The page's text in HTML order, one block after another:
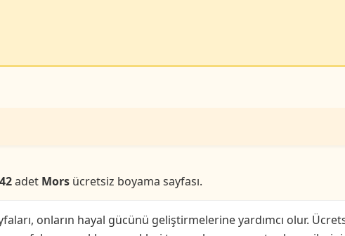
42adet Morsücretsiz boyama sayfası.
onların hayal gücünü geliştirmelerine yardımcı olur.